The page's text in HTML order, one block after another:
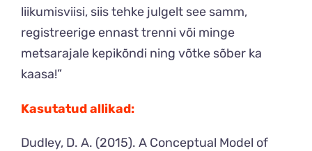
liikumisviisi, siis tehke julgelt see samm,
registreerige ennast trenni või minge
metsarajale kepikõndi ning võtke sõber ka
kaasa!”
Kasutatud allikad:
Dudley, D. A. (2015). A Conceptual Model of